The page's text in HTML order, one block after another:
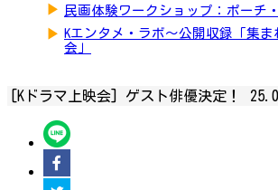
▶ 民画体験ワークショップ：ポーチ
▶ Kエンタメ・ラボ～公開収録「集ま
会」
[Kドラマ上映会] ゲスト俳優決定！